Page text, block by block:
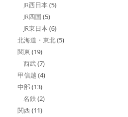
JR西日本 (5)
JR四国 (5)
JR東日本 (6)
北海道・東北(5)
関東 (19)
西武(7)
甲信越 (4)
中部 (13)
名鉄 (2)
関西(11)